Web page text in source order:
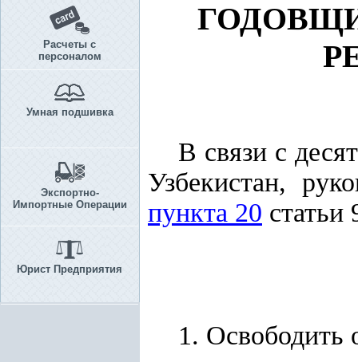
Расчеты с
персоналом
Умная подшивка
Экспортно-
Импортные Операции
Юрист Предприятия
В связи с
Узбекистан,
пункта 20 статьи
1. Освободить